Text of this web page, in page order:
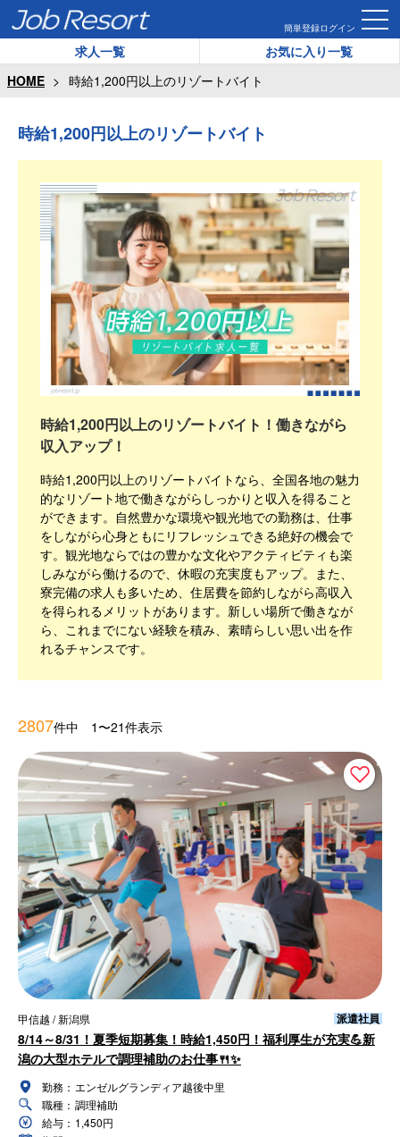
簡単登録ログイン
求人一覧
お気に入り一覧
HOME
時給1,200円以上のリゾートバイト
時給1,200円以上のリゾートバイト
時給1,200円以上のリゾートバイト！働きながら
収入アップ！
時給1,200円以上のリゾートバイトなら、全国各地の魅力
的なリゾート地で働きながらしっかりと収入を得ること
ができます。自然豊かな環境や観光地での勤務は、仕事
をしながら心身ともにリフレッシュできる絶好の機会で
す。観光地ならではの豊かな文化やアクティビティも楽
しみながら働けるので、休暇の充実度もアップ。また、
寮完備の求人も多いため、住居費を節約しながら高収入
を得られるメリットがあります。新しい場所で働きなが
ら、これまでにない経験を積み、素晴らしい思い出を作
れるチャンスです。
2807件中 1〜21件表示
甲信越 / 新潟県 派遣社員
8/14～8/31！夏季短期募集！時給1,450円！福利厚生が充実💪新
潟の大型ホテルで調理補助のお仕事🍴✨
勤務： エンゼルグランディア越後中里
職種： 調理補助
給与： 1,450円